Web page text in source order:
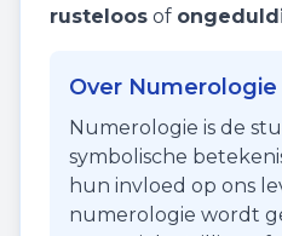
rusteloos of
Over Numerologie
Numerologie is de
symbolische
hun invloed op ons
numerologie wordt